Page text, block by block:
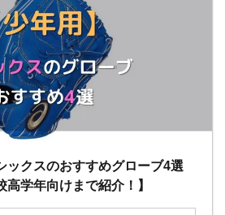
ックスのおすすめグローブ4選
高学年向けまで紹介！】